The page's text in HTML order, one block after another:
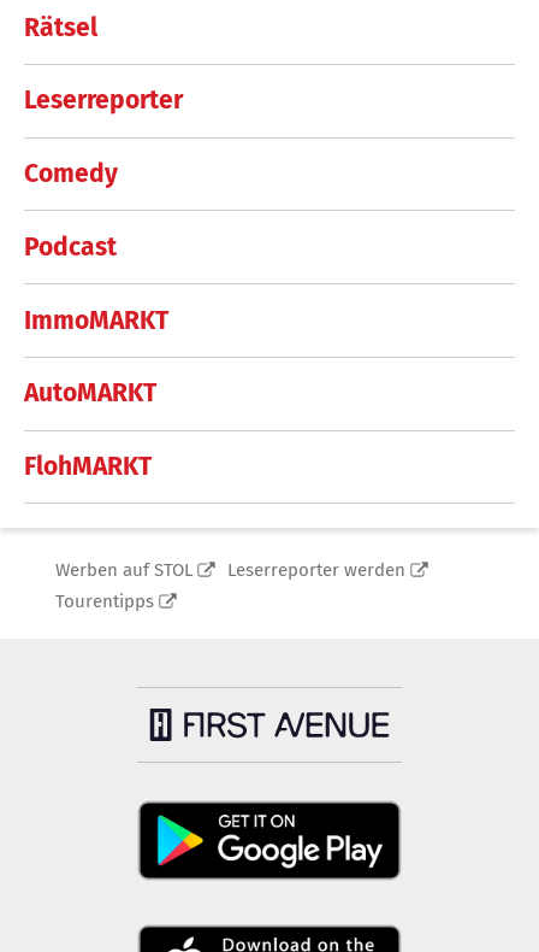
Rätsel
Leserreporter
Comedy
Podcast
ImmoMARKT
AutoMARKT
FlohMARKT
Werben auf STOL
Leserreporter werden
Tourentipps